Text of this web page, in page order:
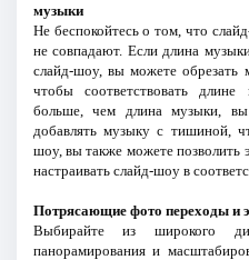
музыки
Не беспокойтесь о том, что
не совпадают. Если длина
слайд-шоу, вы можете обрезать
чтобы соответствовать
больше, чем длина музыки,
добавлять музыку с тишиной,
шоу, вы также можете позволить
настраивать слайд-шоу в
Потрясающие фото переходы и
Выбирайте из широкого
панорамирования и